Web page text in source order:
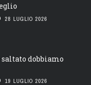
28 LUGLIO 2026
dobbiamo
19 LUGLIO 2026